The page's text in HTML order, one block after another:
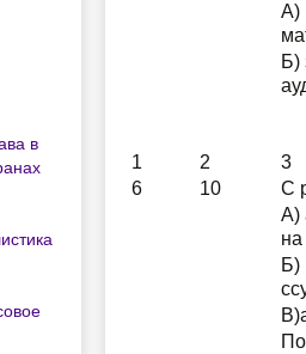
в
А)
Б)
1 2
3
6
10
С
А)
Б)